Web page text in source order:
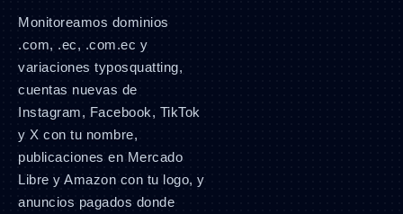
Monitoreamos dominios
.com, .ec, .com.ec y
variaciones typosquatting,
cuentas nuevas de
Instagram, Facebook, TikTok
y X con tu nombre,
publicaciones en Mercado
Libre y Amazon con tu logo, y
anuncios pagados donde